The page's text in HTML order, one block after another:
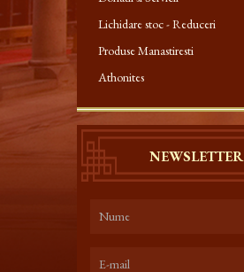
Lichidare stoc - Reduceri
Produse Manastiresti
Athonites
NEWSLETTER